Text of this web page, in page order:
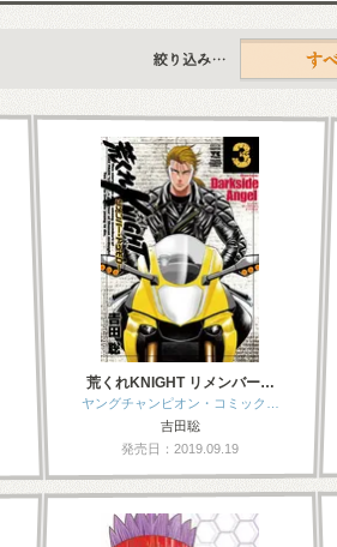
すべて
荒くれKNIGHT リメンバー…
ヤングチャンピオン・コミック…
吉田聡
発売日：2019.09.19